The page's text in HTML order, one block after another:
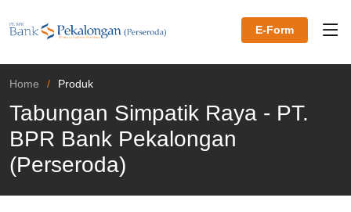
E-Form
Home Produk
Tabungan Simpatik Raya - PT.
BPR Bank Pekalongan
(Perseroda)